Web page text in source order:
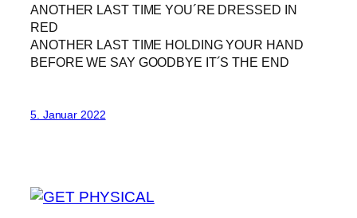
ANOTHER LAST TIME YOU´RE DRESSED IN
RED
ANOTHER LAST TIME HOLDING YOUR HAND
BEFORE WE SAY GOODBYE IT´S THE END
5. Januar 2022